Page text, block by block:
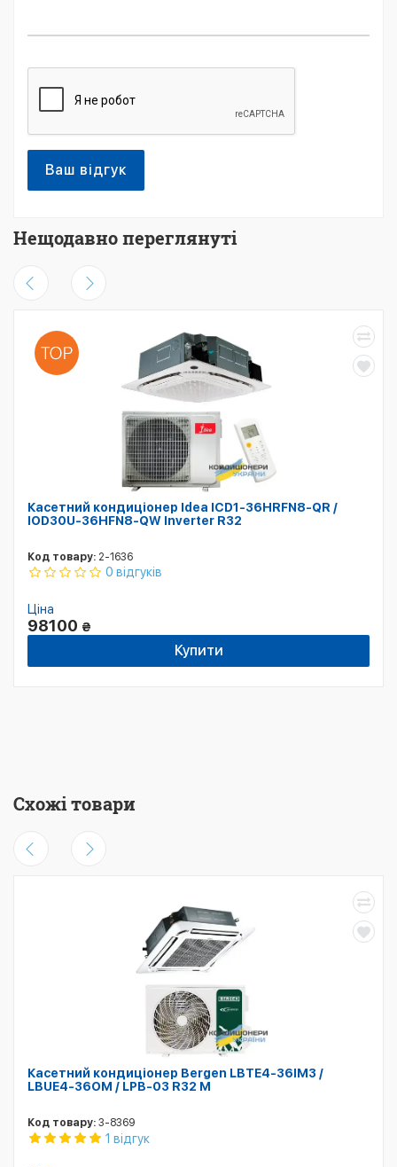
Ваш відгук
Нещодавно переглянуті
Касетний кондиціонер Idea ICD1-36HRFN8-QR /
IOD30U-36HFN8-QW Inverter R32
Код товару: 2-1636
0 відгуків
Ціна
98100 ₴
Купити
Схожі товари
Касетний кондиціонер Bergen LBTE4-36IM3 /
LBUE4-36OM / LPB-03 R32 M
Код товару: 3-8369
1 відгук